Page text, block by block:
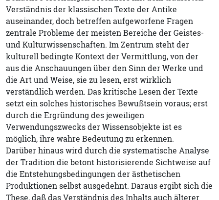
Verständnis der klassischen Texte der Antike
auseinander, doch betreffen aufgeworfene Fragen
zentrale Probleme der meisten Bereiche der Geistes-
und Kulturwissenschaften. Im Zentrum steht der
kulturell bedingte Kontext der Vermittlung, von der
aus die Anschauungen über den Sinn der Werke und
die Art und Weise, sie zu lesen, erst wirklich
verständlich werden. Das kritische Lesen der Texte
setzt ein solches historisches Bewußtsein voraus; erst
durch die Ergründung des jeweiligen
Verwendungszwecks der Wissensobjekte ist es
möglich, ihre wahre Bedeutung zu erkennen.
Darüber hinaus wird durch die systematische Analyse
der Tradition die betont historisierende Sichtweise auf
die Entstehungsbedingungen der ästhetischen
Produktionen selbst ausgedehnt. Daraus ergibt sich die
These, daß das Verständnis des Inhalts auch älterer